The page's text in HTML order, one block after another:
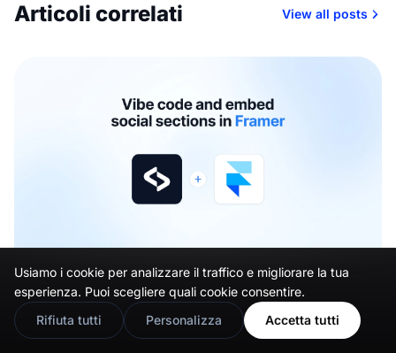
Articoli correlati View all posts
16 lug 2026
Come aggiungere un feed dei social
media a Framer (senza codice)
Usiamo i cookie per analizzare il traffico e migliorare la tua
esperienza. Puoi scegliere quali cookie consentire.
Rifiuta tutti
Personalizza Accetta tutti
🇬🇧 Would you prefer this site in English?
View in English